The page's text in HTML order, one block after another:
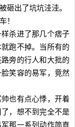
砸出了坑坑洼洼。
！
杀进了那几个痞子
跑不掉。当所有的
旁的行人和大批的
笑容的易军，竟然
也有点心悸，开着
，想不到完全不是
那一系列动作简直